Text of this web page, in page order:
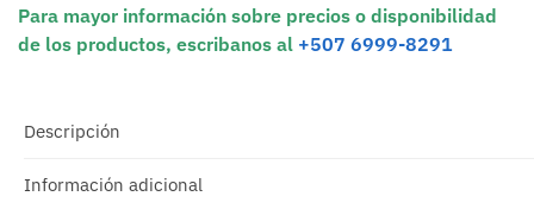
Para mayor información sobre precios o disponibilidad
de los productos, escribanos al +507 6999-8291
Descripción
Información adicional